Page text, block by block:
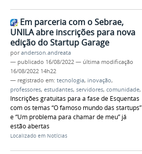
Em parceria com o Sebrae,
UNILA abre inscrições para nova
edição do Startup Garage
poranderson.andreata
— publicado 16/08/2022 — última modificação
16/08/2022 14h22
— registrado em: tecnologia, inovação,
professores, estudantes, servidores, comunidade,
Inscrições gratuitas para a fase de Esquentas
com os temas “O famoso mundo das startups”
e “Um problema para chamar de meu” já
estão abertas
Localizado em Notícias